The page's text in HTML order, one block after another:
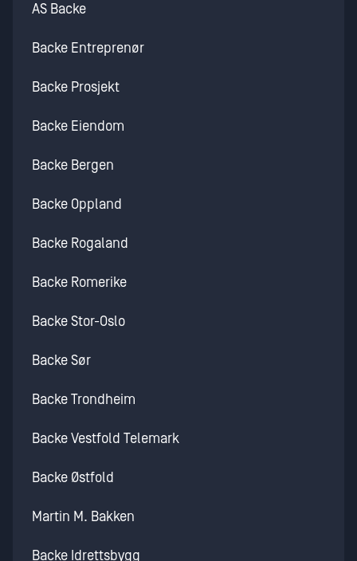
AS Backe
Backe Entreprenør
Backe Prosjekt
Backe Eiendom
Backe Bergen
Backe Oppland
Backe Rogaland
Backe Romerike
Backe Stor-Oslo
Backe Sør
Backe Trondheim
Backe Vestfold Telemark
Backe Østfold
Martin M. Bakken
Backe Idrettsbygg